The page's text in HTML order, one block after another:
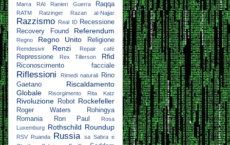
Marra
RAI Ranieri Guerra Raqqa
RATM Ratzinger Razan al-Najjar
Razzismo Real ID Recessione
Recovery Found
Referendum
Regno Regno Unito Religione
Remdesivir Renzi Repair café
Repressione Rex Tillerson Rfid
Riconoscimento facciale
Riflessioni Rimedi naturali
Rino
Gaetano
Riscaldamento
Globale
Risorgimento Rita Katz
Rivoluzione Robot Rockefeller
Roger Waters
Rohingya
Romania
Ron Paul
Rosa
Luxemburg Rothschild Roundup
RSV Ruanda Russia sa Sabra e